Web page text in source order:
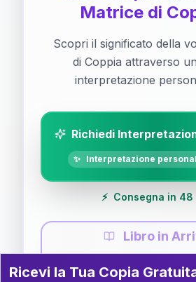
Matrice di
Scopri il significato della
di Coppia attraverso
interpretazione
Richiedi
✨ Interpretazione
⚡ Consegna in 48
Libro in
Guida completa di
Ricevi la Tua Copia Gratuita del
Ricevi la Tua Copia